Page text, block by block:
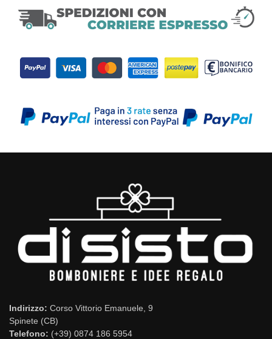
Indirizzo: Corso Vittorio Emanuele, 9
Spinete (CB)
Telefono: (+39) 0874 186 5954